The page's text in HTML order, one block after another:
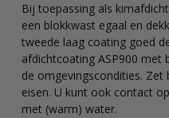
Bij toepassing als
een blokkwast egaal en
tweede laag coating goed
afdichtcoating ASP900 met
de omgevingscondities.
eisen. U kunt ook contact
met (warm) water.